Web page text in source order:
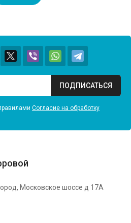
ПОДПИСАТЬСЯ
Согласие на обработку
Московское шоссе д 17А